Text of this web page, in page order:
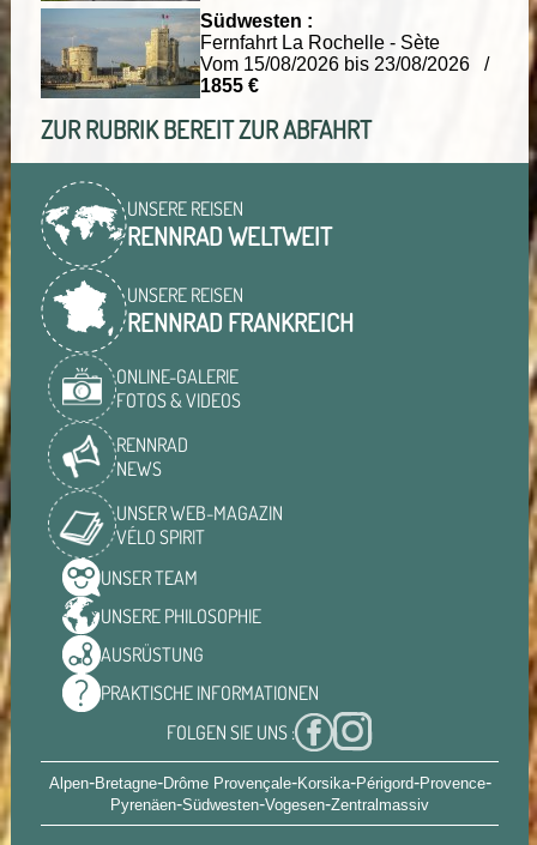
Südwesten :
Fernfahrt La Rochelle - Sète
Vom 15/08/2026 bis 23/08/2026 /
1855 €
ZUR RUBRIK BEREIT ZUR ABFAHRT
UNSERE REISEN
RENNRAD WELTWEIT
UNSERE REISEN
RENNRAD FRANKREICH
ONLINE-GALERIE
FOTOS & VIDEOS
RENNRAD
NEWS
UNSER WEB-MAGAZIN
VÉLO SPIRIT
UNSERTEAM
UNSERE PHILOSOPHIE
AUSRÜSTUNG
PRAKTISCHE INFORMATIONEN
FOLGEN SIE UNS :
Alpen-Bretagne-Drôme Provençale-Korsika-Périgord-Provence-
Pyrenäen-Südwesten-Vogesen-Zentralmassiv